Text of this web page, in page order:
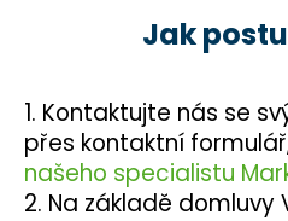
Jak
1. Kontaktujte nás se
přes kontaktní
našeho specialistu
2. Na základě domluvy